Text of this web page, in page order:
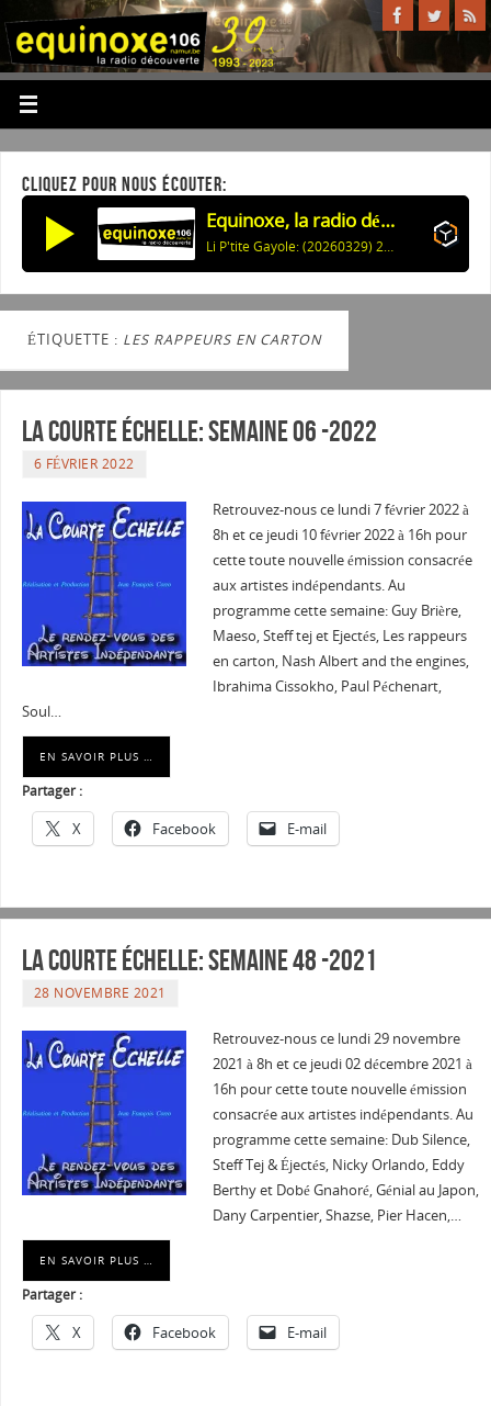
CLIQUEZ POUR NOUS ÉCOUTER:
Equinoxe, la radio découverte
Li P'tite Gayole: (20260329) 29/03/2026
ÉTIQUETTE : LES RAPPEURS EN CARTON
La courte échelle: semaine 06 -2022
6 FÉVRIER 2022
Retrouvez-nous ce lundi 7 février 2022 à
8h et ce jeudi 10 février 2022 à 16h pour
cette toute nouvelle émission consacrée
aux artistes indépendants. Au
programme cette semaine: Guy Brière,
Maeso, Steff tej et Ejectés, Les rappeurs
en carton, Nash Albert and the engines,
Ibrahima Cissokho, Paul Péchenart,
Soul…
EN SAVOIR PLUS …
Partager :
X Facebook E-mail
La courte échelle: semaine 48 -2021
28 NOVEMBRE 2021
Retrouvez-nous ce lundi 29 novembre
2021 à 8h et ce jeudi 02 décembre 2021 à
16h pour cette toute nouvelle émission
consacrée aux artistes indépendants. Au
programme cette semaine: Dub Silence,
Steff Tej & Éjectés, Nicky Orlando, Eddy
Berthy et Dobé Gnahoré, Génial au Japon,
Dany Carpentier, Shazse, Pier Hacen,…
EN SAVOIR PLUS …
Partager :
X Facebook E-mail